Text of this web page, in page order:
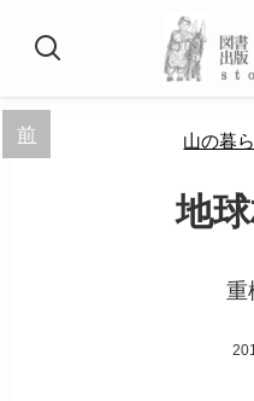
前 山の暮
地
重